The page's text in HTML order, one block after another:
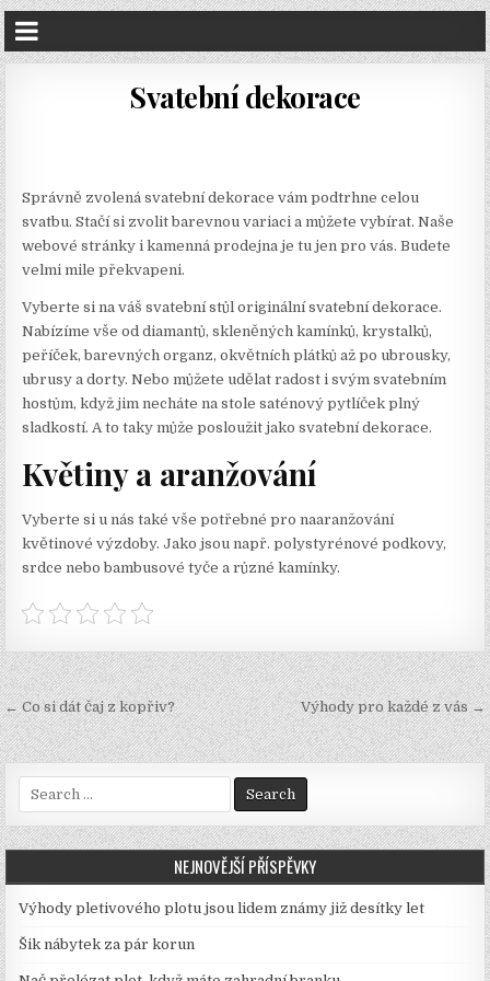
Svatební dekorace
Správně zvolená svatební dekorace vám podtrhne celou
svatbu. Stačí si zvolit barevnou variaci a můžete vybírat. Naše
webové stránky i kamenná prodejna je tu jen pro vás. Budete
velmi mile překvapeni.
Vyberte si na váš svatební stůl originálnísvatební dekorace.
Nabízíme vše od diamantů, skleněných kamínků, krystalků,
peříček, barevných organz, okvětních plátků až po ubrousky,
ubrusy a dorty. Nebo můžete udělat radost i svým svatebním
hostům, když jim necháte na stole saténový pytlíček plný
sladkostí. A to taky může posloužit jako svatební dekorace.
Květiny a aranžování
Vyberte si u nás také vše potřebné pro naaranžování
květinové výzdoby. Jako jsou např. polystyrénové podkovy,
srdce nebo bambusové tyče a různé kamínky.
Navigace
pro
příspěvek
← Co si dát čaj z kopřiv? Výhody pro každé z vás →
for:
NEJNOVĚJŠÍ PŘÍSPĚVKY
Výhody pletivového plotu jsou lidem známy již desítky let
Šik nábytek za pár korun